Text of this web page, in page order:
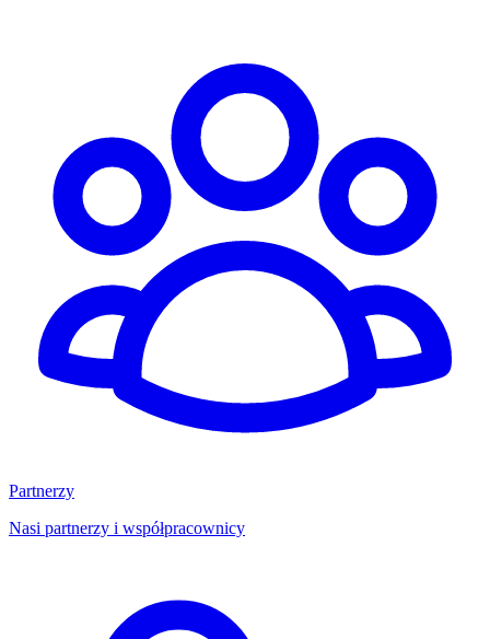
Partnerzy
Nasi partnerzy i współpracownicy